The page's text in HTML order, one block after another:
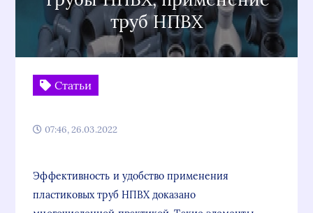
труб НПВХ
Статьи
07:46, 26.03.2022
Эффективность и удобство применения
пластиковых труб НПВХ доказано